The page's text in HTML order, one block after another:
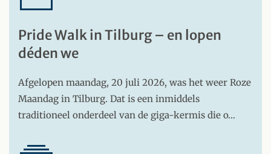
Pride Walk in Tilburg – en lopen
déden we
Afgelopen maandag, 20 juli 2026, was het weer Roze
Maandag in Tilburg. Dat is een inmiddels
traditioneel onderdeel van de giga-kermis die o…